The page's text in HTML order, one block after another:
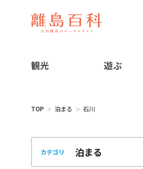
観光 遊ぶ
TOP 泊まる 石川
カテゴリ